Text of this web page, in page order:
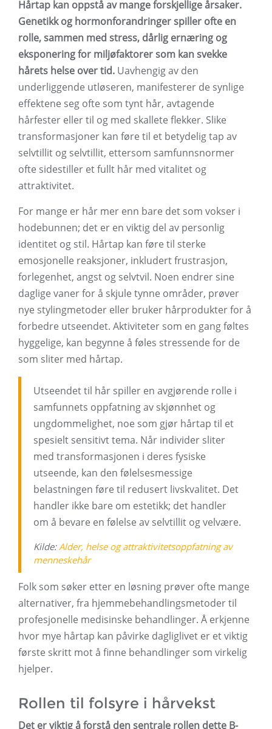
Hårtap kan oppstå av mange forskjellige årsaker.
Genetikk og hormonforandringer spiller ofte en
rolle, sammen med stress, dårlig ernæring og
eksponering for miljøfaktorer som kan svekke
hårets helse over tid. Uavhengig av den
underliggende utløseren, manifesterer de synlige
effektene seg ofte som tynt hår, avtagende
hårfester eller til og med skallete flekker. Slike
transformasjoner kan føre til et betydelig tap av
selvtillit og selvtillit, ettersom samfunnsnormer
ofte sidestiller et fullt hår med vitalitet og
attraktivitet.
For mange er hår mer enn bare det som vokser i
hodebunnen; det er en viktig del av personlig
identitet og stil. Hårtap kan føre til sterke
emosjonelle reaksjoner, inkludert frustrasjon,
forlegenhet, angst og selvtvil. Noen endrer sine
daglige vaner for å skjule tynne områder, prøver
nye stylingmetoder eller bruker hårprodukter for å
forbedre utseendet. Aktiviteter som en gang føltes
hyggelige, kan begynne å føles stressende for de
som sliter med hårtap.
Utseendet til hår spiller en avgjørende rolle i
samfunnets oppfatning av skjønnhet og
ungdommelighet, noe som gjør hårtap til et
spesielt sensitivt tema. Når individer sliter
med transformasjonen i deres fysiske
utseende, kan den følelsesmessige
belastningen føre til redusert livskvalitet. Det
handler ikke bare om estetikk; det handler
om å bevare en følelse av selvtillit og velvære.
Kilde:Alder, helse og attraktivitetsoppfatning av
menneskehår
Folk som søker etter en løsning prøver ofte mange
alternativer, fra hjemmebehandlingsmetoder til
profesjonelle medisinske behandlinger. Å erkjenne
hvor mye hårtap kan påvirke dagliglivet er et viktig
første skritt mot å finne behandlinger som virkelig
hjelper.
Rollen til folsyre i hårvekst
Det er viktig å forstå den sentrale rollen dette B-